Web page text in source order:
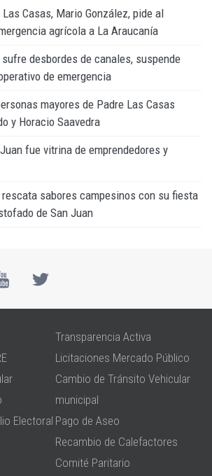
Casas, Mario González, pide al
agrícola a La Araucanía
desbordes de canales, suspende
de emergencia
mayores de Padre Las Casas
y Horacio Saavedra
fue vitrina de emprendedores y
rescata sabores campesinos con su fiesta
de San Juan
Electoral
Transparencia Activa
Licitaciones Mercado Público
Cambio de Tránsito Vehicular
municipal
Pago de Aseo
Recambio de Calefactores
Comité Paritario